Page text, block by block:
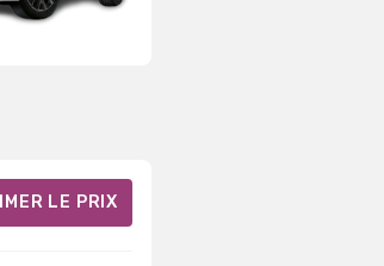
LE PRIX